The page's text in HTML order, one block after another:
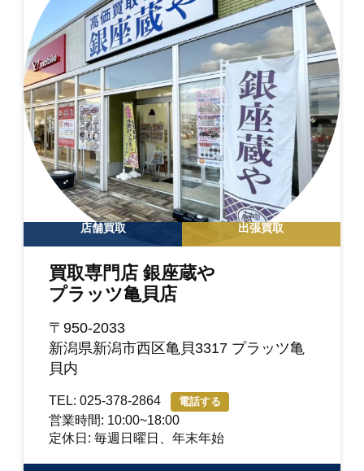
店舗買取 出張買取
買取専門店 銀座蔵や
プラッツ亀貝店
〒950-2033
新潟県新潟市西区亀貝3317 プラッツ亀
貝内
TEL: 025-378-2864 電話する
営業時間: 10:00~18:00
定休日: 毎週日曜日、年末年始